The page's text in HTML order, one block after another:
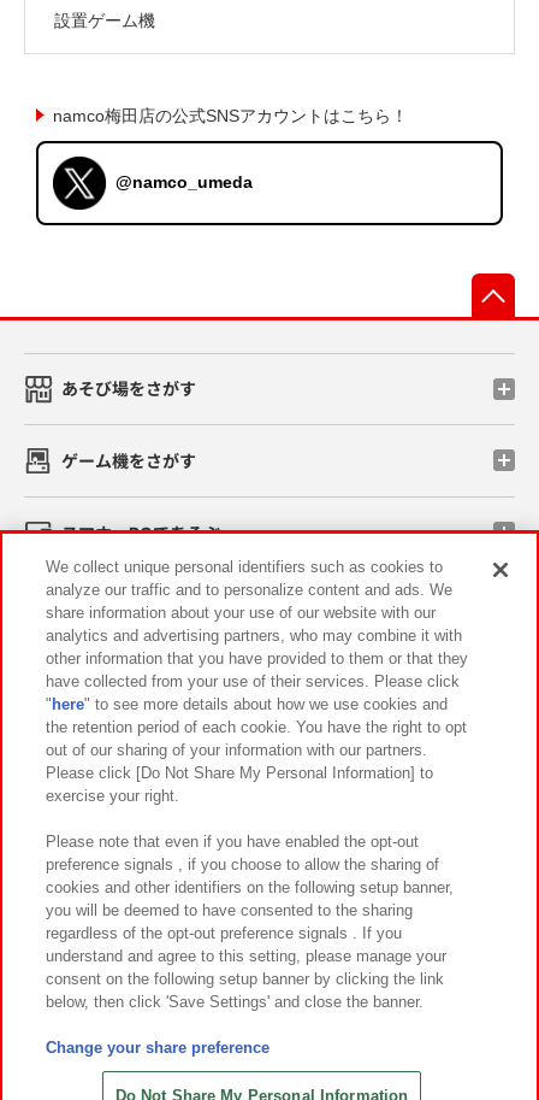
設置ゲーム機
namco梅田店の公式SNSアカウントはこちら！
@namco_umeda
あそび場をさがす
ゲーム機をさがす
スマホ・PCであそぶ
イベント・キャンペーン
関連会社 サステナビリティ サイトポリシー
プライバシーポリシー ウェブアクセシビリティ方針と検証結果
お取引先さまとともに
カスタマーハラスメント対応方針 よくあるご質問・お問い合わせ
©Bandai Namco Amusement Inc.
©Bandai Namco Amusement Lab Inc.
©HANAYASHIKI Co., Ltd. All Rights Reserved.
We collect unique personal identifiers such as cookies to
analyze our traffic and to personalize content and ads. We
share information about your use of our website with our
analytics and advertising partners, who may combine it with
other information that you have provided to them or that they
have collected from your use of their services. Please click
" here" to see more details about how we use cookies and
the retention period of each cookie. You have the right to opt
out of our sharing of your information with our partners.
Please click [Do Not Share My Personal Information] to
exercise your right.
Please note that even if you have enabled the opt-out
preference signals , if you choose to allow the sharing of
cookies and other identifiers on the following setup banner,
you will be deemed to have consented to the sharing
regardless of the opt-out preference signals . If you
understand and agree to this setting, please manage your
consent on the following setup banner by clicking the link
below, then click 'Save Settings' and close the banner.
Change your share preference
Do Not Share My Personal Information